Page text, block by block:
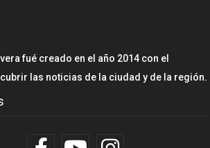
fué creado en el año 2014 con el
las noticias de la ciudad y de la región.